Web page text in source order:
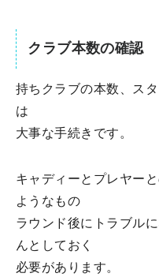
クラブ本数の確認
持ちクラブの本数、ス
は
大事な手続きです。
キャディーとプレヤー
ようなもの
ラウンド後にトラブル
んとしておく
必要があります。